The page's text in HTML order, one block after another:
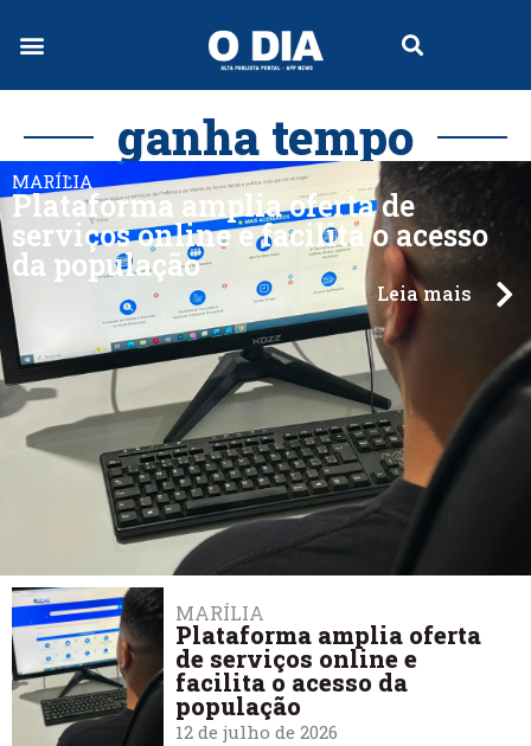
ganha tempo
MARÍLIA
Plataforma amplia oferta de
serviços online e facilita o acesso
da população
Leia mais
MARÍLIA
Plataforma amplia oferta
de serviços online e
facilita o acesso da
população
12 de julho de 2026